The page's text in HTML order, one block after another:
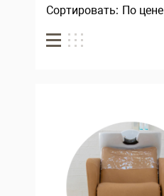
Сортировать: По цене